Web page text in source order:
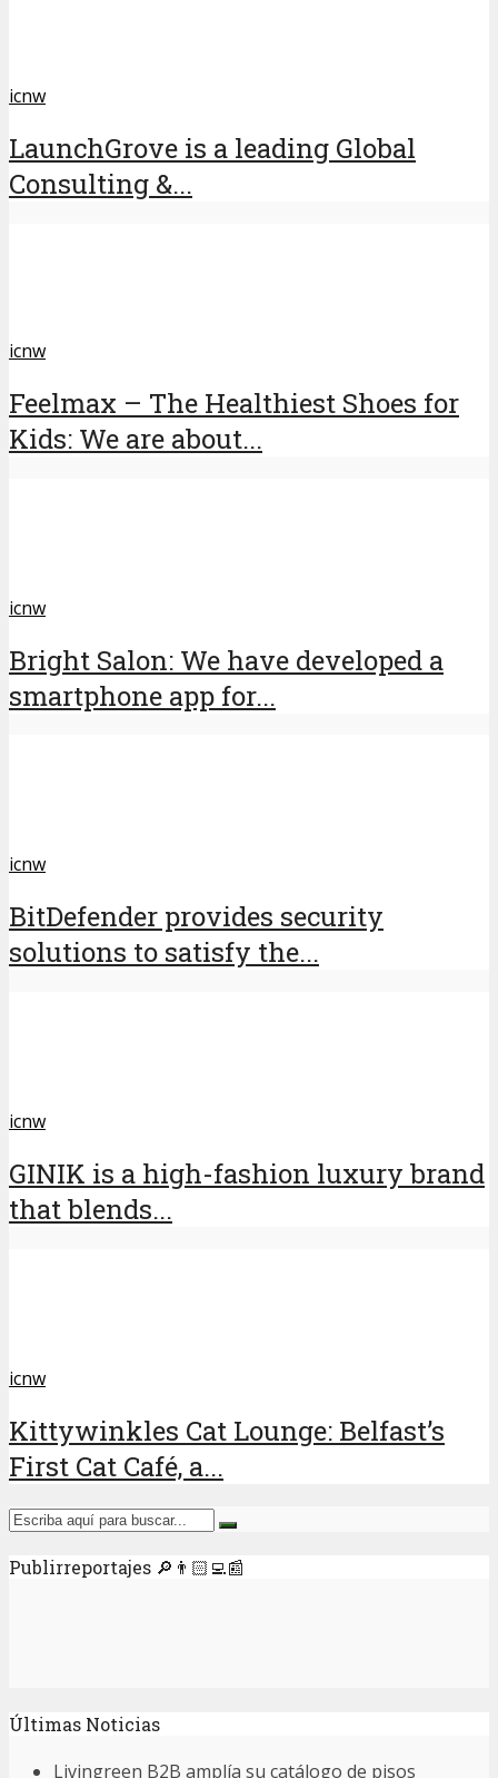
icnw
LaunchGrove is a leading Global
Consulting &...
icnw
Feelmax – The Healthiest Shoes for
Kids: We are about...
icnw
Bright Salon: We have developed a
smartphone app for...
icnw
BitDefender provides security
solutions to satisfy the...
icnw
GINIK is a high-fashion luxury brand
that blends...
icnw
Kittywinkles Cat Lounge: Belfast’s
First Cat Café, a...
Publirreportajes 🔎👨🏻‍💻📰
Últimas Noticias
Livingreen B2B amplía su catálogo de pisos